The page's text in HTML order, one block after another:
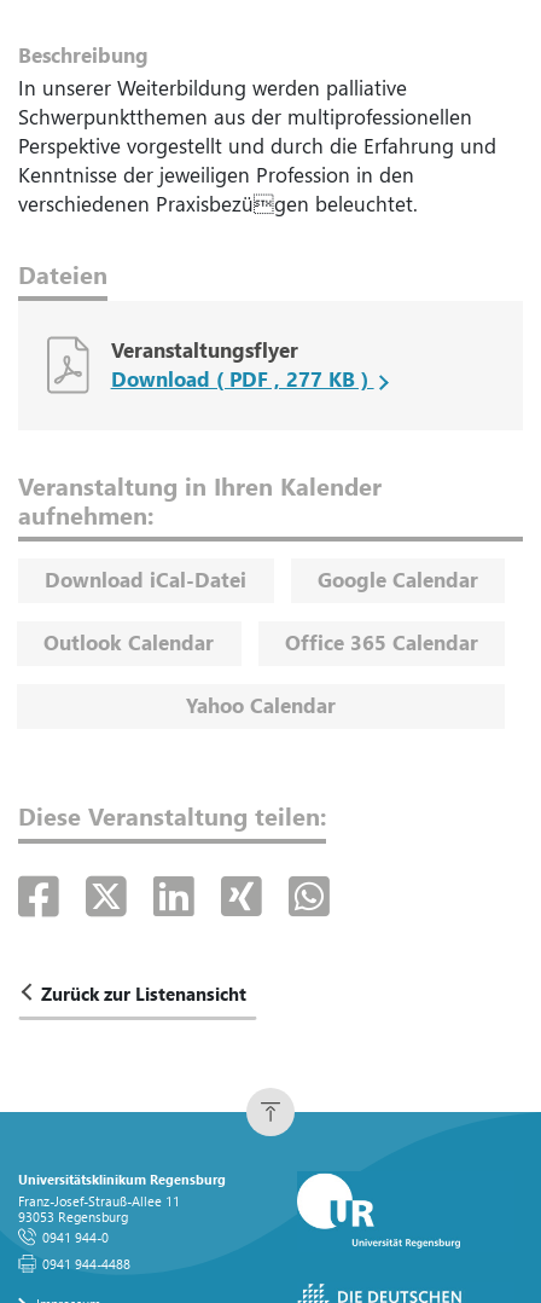
Beschreibung
In unserer Weiterbildung werden palliative
Schwerpunktthemen aus der multiprofessionellen
Perspektive vorgestellt und durch die Erfahrung und
Kenntnisse der jeweiligen Profession in den
verschiedenen Praxisbezügen beleuchtet.
Dateien
Veranstaltungsflyer
Download ( PDF , 277 KB )
Veranstaltung in Ihren Kalender
aufnehmen:
Download iCal-Datei Google Calendar
Outlook Calendar Office 365 Calendar
Yahoo Calendar
Diese Veranstaltung teilen:
Zurück zur Listenansicht
Universitätsklinikum Regensburg
Franz-Josef-Strauß-Allee 11
93053 Regensburg
0941 944-0
0941 944-4488